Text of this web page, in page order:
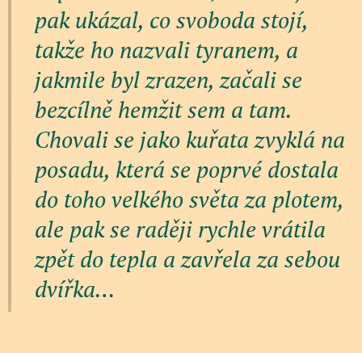
pak ukázal, co svoboda stojí,
takže ho nazvali tyranem, a
jakmile byl zrazen, začali se
bezcílně hemžit sem a tam.
Chovali se jako kuřata zvyklá na
posadu, která se poprvé dostala
do toho velkého světa za plotem,
ale pak se raději rychle vrátila
zpět do tepla a zavřela za sebou
dvířka…